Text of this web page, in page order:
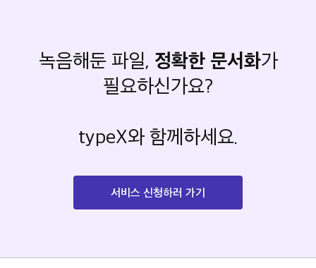
녹음해둔 파일, 정확한 문서화가
필요하신가요?
typeX와 함께하세요.
서비스 신청하러 가기